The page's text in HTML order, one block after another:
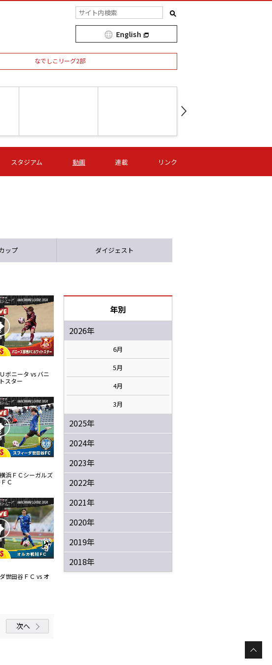
English
なでしこリーグ2部
第16節 09/06 (日) 15:00
-
第16節 09/06 (日) 15:00
- -
スタジアム 動画 連載 リンク
ップ ダイジェスト
ボニータ vs バニ
スター
浜ＦＣシーガルズ
Ｃ
世田谷ＦＣ vs オ
次へ
年別
2026年
6月
5月
4月
3月
2025年
2024年
2023年
2022年
2021年
2020年
2019年
2018年